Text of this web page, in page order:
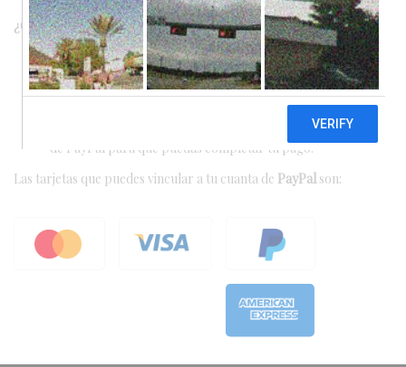
¿Como pagar con PayPal?
PayPal es un método de pago para compras en línea, para
utilizarlo debes tener una cuenta PayPal y asociarla a tu
Al seleccionar este método de pago te redirigiremos al sitio
de PayPal para que puedas completar tu pago.
Las tarjetas que puedes vincular a tu cuanta de PayPalson: